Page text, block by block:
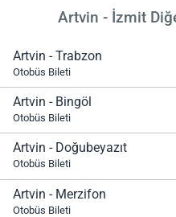
Artvin - İzmit
Artvin - Trabzon
Otobüs Bileti
Artvin - Bingöl
Otobüs Bileti
Artvin - Doğubeyazıt
Otobüs Bileti
Artvin - Merzifon
Otobüs Bileti